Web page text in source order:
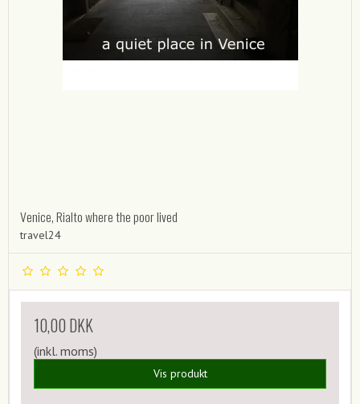
Venice, Rialto where the poor lived
travel24
10,00 DKK
(inkl. moms)
Vis produkt